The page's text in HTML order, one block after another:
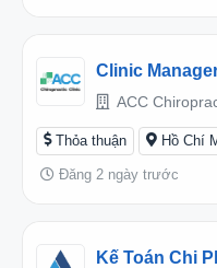
Clinic
ACC
Thỏa thuận Hồ Chí
Đăng 2 ngày trước
Kế Toán Chi